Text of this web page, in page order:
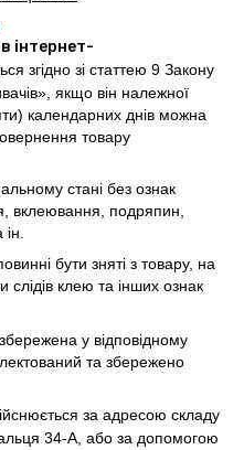
інтернет-
згідно зі статтею 9 Закону
якщо він належної
календарних днів можна
товару
стані без ознак
вклеювання, подряпин,
бути зняті з товару, на
слідів клею та інших ознак
у відповідному
та збережено
за адресою складу
34-А, або за допомогою